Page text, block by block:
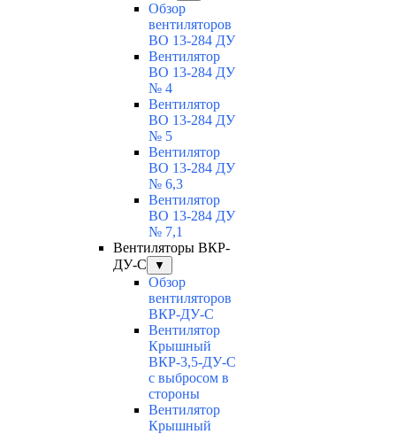
Обзор
вентиляторов
ВО 13-284 ДУ
Вентилятор
ВО 13-284 ДУ
№ 4
Вентилятор
ВО 13-284 ДУ
№ 5
Вентилятор
ВО 13-284 ДУ
№ 6,3
Вентилятор
ВО 13-284 ДУ
№ 7,1
Вентиляторы ВКР-
ДУ-С
▼
Обзор
вентиляторов
ВКР-ДУ-С
Вентилятор
Крышный
ВКР-3,5-ДУ-С
с выбросом в
стороны
Вентилятор
Крышный